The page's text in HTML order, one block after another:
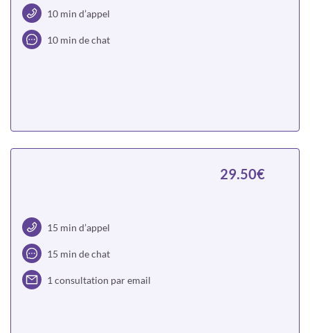
10 min d’appel
10 min de chat
15 min d’appel
15 min de chat
1 consultation par email
29.50€